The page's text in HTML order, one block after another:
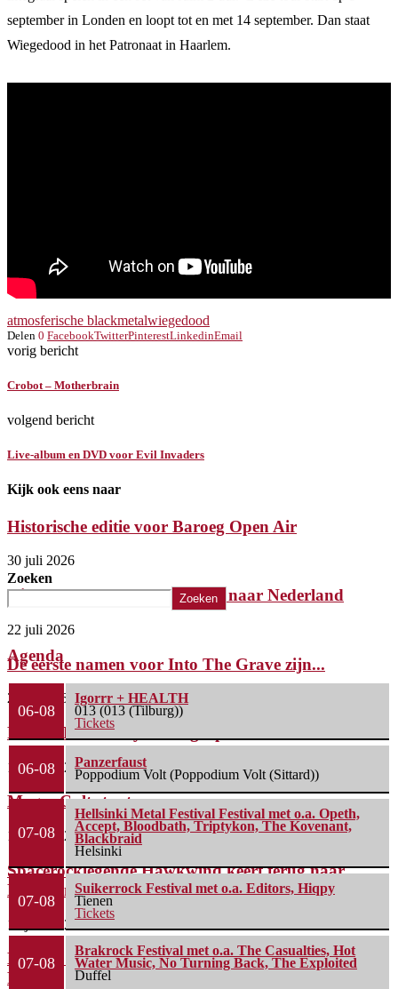
september in Londen en loopt tot en met 14 september. Dan staat
Wiegedood in het Patronaat in Haarlem.
atmosferische blackmetalwiegedood
Delen 0 FacebookTwitterPinterestLinkedinEmail
vorig bericht
Crobot – Motherbrain
volgend bericht
Live-album en DVD voor Evil Invaders
Kijk ook eens naar
Historische editie voor Baroeg Open Air
30 juli 2026
Killer komt met laatste album naar Nederland
22 juli 2026
De eerste namen voor Into The Grave zijn...
2 juli 2026
FleXanT – Bloody Photographer
19 juni 2026
MagnaCult stopt
13 juni 2026
Spacerocklegende Hawkwind keert terug naar
Nederland met nieuw...
13 juni 2026
Line-up compleet: Cân Bardd, Illumishade en Leah
Rye...
Zoeken
Zoeken
Agenda
06-08
Igorrr + HEALTH
013 (013 (Tilburg))
Tickets
06-08
Panzerfaust
Poppodium Volt (Poppodium Volt (Sittard))
07-08
Hellsinki Metal Festival Festival met o.a. Opeth,
Accept, Bloodbath, Triptykon, The Kovenant,
Blackbraid
Helsinki
07-08
Suikerrock Festival met o.a. Editors, Hiqpy
Tienen
Tickets
07-08
Brakrock Festival met o.a. The Casualties, Hot
Water Music, No Turning Back, The Exploited
Duffel